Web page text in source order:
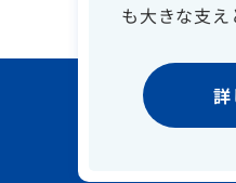
も大きな支え
詳